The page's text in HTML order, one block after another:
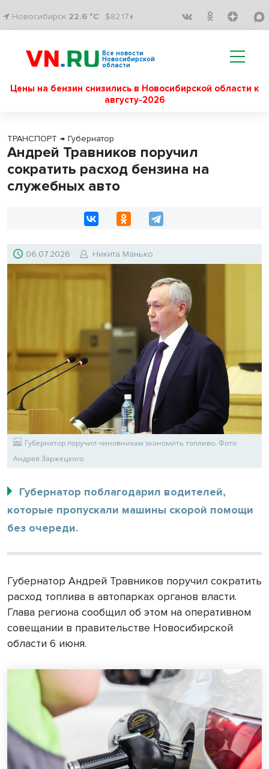
Новосибирск 22.6 °C $82.17↑
Все новости
Новосибирской
области
Цены на бензин снизились в Новосибирской области к
августу-2026
ТРАНСПОРТ → Губернатор
Андрей Травников поручил
сократить расход бензина на
служебных авто
06.07.2026 Никита Манько
Губернатор поручил чиновникам экономить топливо. Фото
Андрея Заржецкого
Губернатор поблагодарил водителей,
которые пропускали машины скорой помощи
без очереди.
Губернатор Андрей Травников поручил сократить
расход топлива в автопарках органов власти.
Глава региона сообщил об этом на оперативном
совещании в правительстве Новосибирской
области 6 июня.